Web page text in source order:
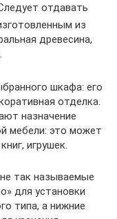
отдавать
из
древесина,
шкафа: его
отделка.
назначение
мебели: это может
игрушек.
так называемые
для установки
типа, а нижние